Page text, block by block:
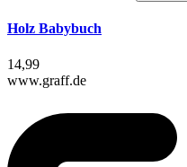
Holz Babybuch
14,99
www.graff.de